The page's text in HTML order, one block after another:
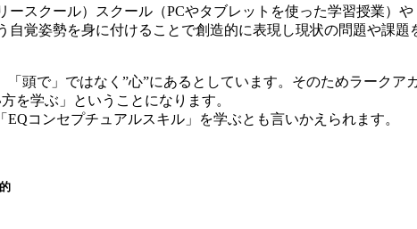
スクール）スクール（PCやタブレットを使った学習授業）
覚姿勢を身に付けることで創造的に表現し現状の問題や課
頭で」ではなく”心”にあるとしています。そのためラーク
を学ぶ」ということになります。
コンセプチュアルスキル」を学ぶとも言いかえられます。